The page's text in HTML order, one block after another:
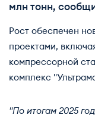
млн тонн,
Рост обеспечен
проектами,
компрессорной
комплекс
"По итогам 2025